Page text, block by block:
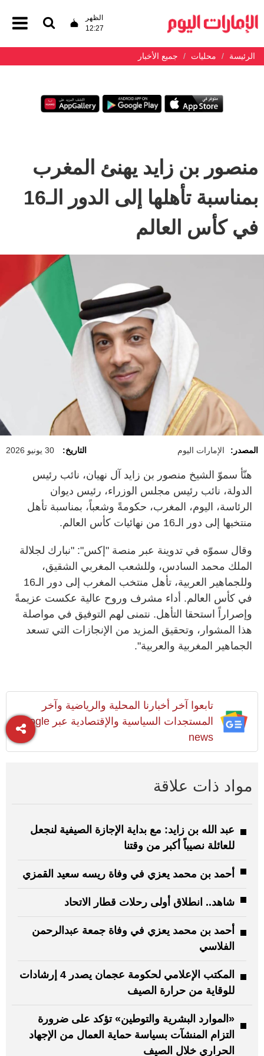
الظهر
12:27
الرئيسة محليات جميع الأخبار
منصور بن زايد يهنئ المغرب
بمناسبة تأهلها إلى الدور الـ16
في كأس العالم
المصدر: الإمارات اليوم التاريخ: 30 يونيو 2026
هنّأ سموّ الشيخ منصور بن زايد آل نهيان، نائب رئيس
الدولة، نائب رئيس مجلس الوزراء، رئيس ديوان
الرئاسة، اليوم، المغرب، حكومةً وشعباً، بمناسبة تأهل
منتخبها إلى دور الـ16 من نهائيات كأس العالم.
وقال سموّه في تدوينة عبر منصة "إكس": "نبارك لجلالة
الملك محمد السادس، وللشعب المغربي الشقيق،
وللجماهير العربية، تأهل منتخب المغرب إلى دور الـ16
في كأس العالم. أداء مشرف وروح عالية عكست عزيمةً
وإصراراً استحقا التأهل. نتمنى لهم التوفيق في مواصلة
هذا المشوار، وتحقيق المزيد من الإنجازات التي تسعد
الجماهير المغربية والعربية".
تابعوا آخر أخبارنا المحلية والرياضية وآخر
المستجدات السياسية والإقتصادية عبر Google
news
مواد ذات علاقة
عبد الله بن زايد: مع بداية الإجازة الصيفية لنجعل
للعائلة نصيباً أكبر من وقتنا
أحمد بن محمد يعزي في وفاة ريسه سعيد القمزي
شاهد.. انطلاق أولى رحلات قطار الاتحاد
أحمد بن محمد يعزي في وفاة جمعة عبدالرحمن
الفلاسي
المكتب الإعلامي لحكومة عجمان يصدر 4 إرشادات
للوقاية من حرارة الصيف
«الموارد البشرية والتوطين» تؤكد على ضرورة
التزام المنشآت بسياسة حماية العمال من الإجهاد
الحراري خلال الصيف